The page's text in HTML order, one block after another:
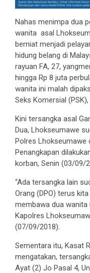
Nahas menimpa dua
wanita asal
berniat menjadi
hidung belang di
rayuan FA, 27,
hingga Rp 8 juta
wanita ini malah
Seks Komersial
Kini tersangka asal
Dua, Lhokseumawe
Polres Lhokseumawe
Penangkapan
korban, Senin (03/09/
“Ada tersangka lain
Orang (DPO) terus
membawa dua wanita
Kapolres
(07/09/2018).
Sementara itu, Kasat
mengatakan,
Ayat (2) Jo Pasal 4,